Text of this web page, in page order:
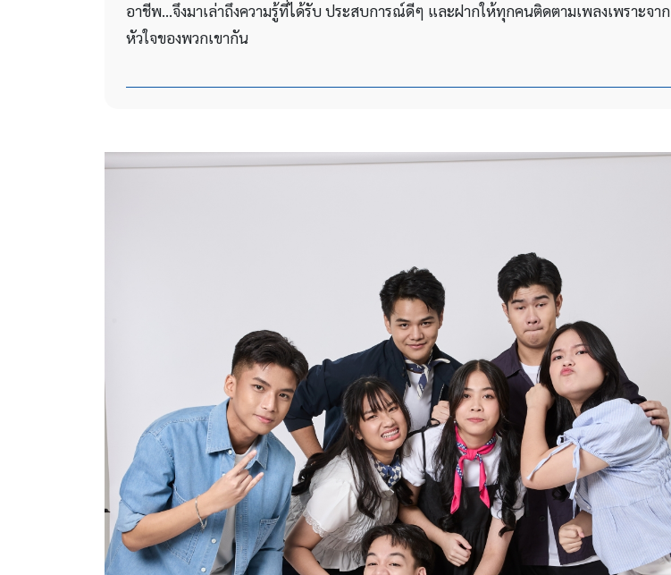
อาชีพ…จึงมาเล่าถึงความรู้ที่ได้รับ ประสบการณ์ดีๆ และฝากให้ทุกคนติดตามเพลงเพราะจาก
หัวใจของพวกเขากัน